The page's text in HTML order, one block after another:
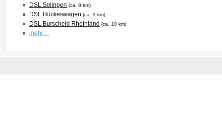
DSL Solingen (ca. 8 km)
DSL Hückeswagen (ca. 9 km)
DSL Burscheid Rheinland (ca. 10 km)
mehr…